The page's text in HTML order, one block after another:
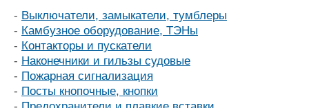
- Выключатели, замыкатели, тумблеры
- Камбузное оборудование, ТЭНы
- Контакторы и пускатели
- Наконечники и гильзы судовые
- Пожарная сигнализация
- Посты кнопочные, кнопки